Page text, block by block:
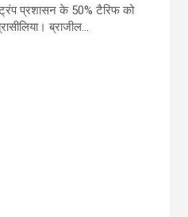
ट्रंप प्रशासन के 50% टैरिफ को
ब्राजील…